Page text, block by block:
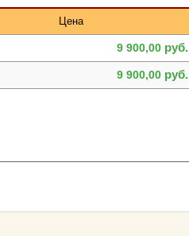
Цена
9 900,00руб.
9 900,00руб.